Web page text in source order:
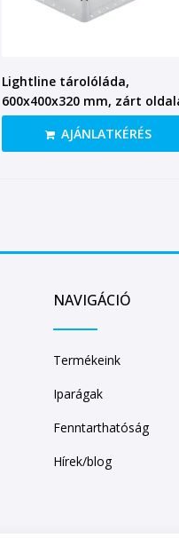
Lightline tárolóláda,
600x400x320 mm, zárt
zárt fül
AJÁNLATKÉRÉS
NAVIGÁCIÓ
Termékeink
Iparágak
Fenntarthatóság
Hírek/blog